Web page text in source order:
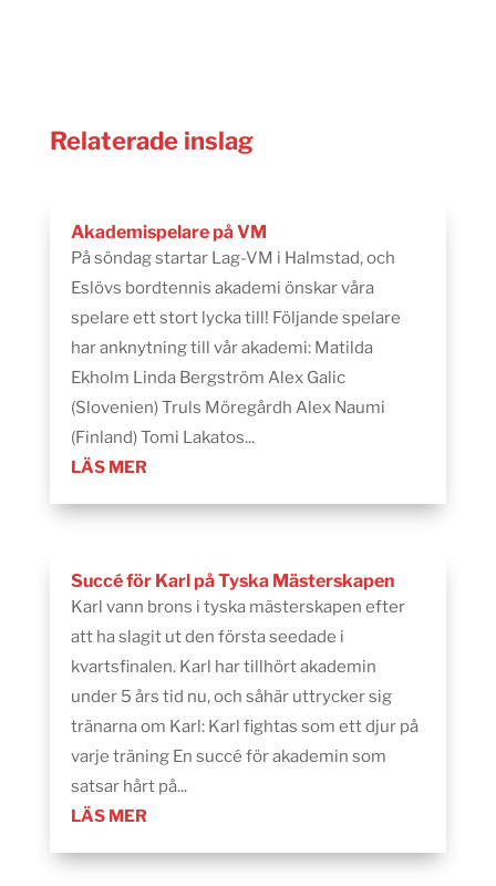
Relaterade inslag
Akademispelare på VM
På söndag startar Lag-VM i Halmstad, och
Eslövs bordtennis akademi önskar våra
spelare ett stort lycka till! Följande spelare
har anknytning till vår akademi: Matilda
Ekholm Linda Bergström Alex Galic
(Slovenien) Truls Möregårdh Alex Naumi
(Finland) Tomi Lakatos...
LÄS MER
Succé för Karl på Tyska Mästerskapen
Karl vann brons i tyska mästerskapen efter
att ha slagit ut den första seedade i
kvartsfinalen. Karl har tillhört akademin
under 5 års tid nu, och såhär uttrycker sig
tränarna om Karl: Karl fightas som ett djur på
varje träning En succé för akademin som
satsar hårt på...
LÄS MER